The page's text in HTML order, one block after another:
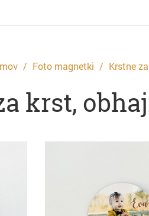
Foto magnetki Krstne
krst,